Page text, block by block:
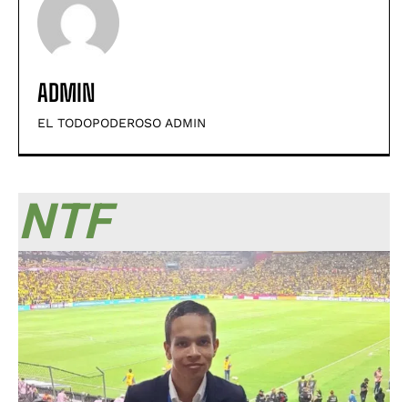
ADMIN
EL TODOPODEROSO ADMIN
NTF